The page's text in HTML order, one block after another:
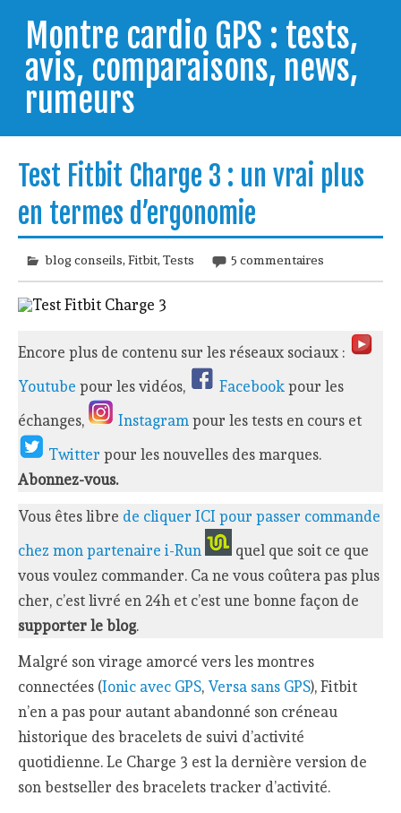
contentMontre cardio GPS : tests,
avis, comparaisons, news,
rumeurs
trouver celle qui répondra à vos besoins et
comprendre comment bien l'utiliser.
Test Fitbit Charge 3 : un vrai plus
en termes d’ergonomie
blog conseils,Fitbit,Tests 5 commentaires
Encore plus de contenu sur les réseaux sociaux :
Youtube pour les vidéos, Facebookpour les
échanges,
Instagrampour les tests en cours et
Twitterpour les nouvelles des marques.
Abonnez-vous.
Vous êtes libre de cliquer ICI pour passer commande
chez mon partenaire i-Run
quel que soit ce que
vous voulez commander. Ca ne vous coûtera pas plus
cher, c’est livré en 24h et c’est une bonne façon de
supporter le blog.
Malgré son virage amorcé vers les montres
connectées (Ionic avec GPS, Versa sans GPS), Fitbit
n’en a pas pour autant abandonné son créneau
historique des bracelets de suivi d’activité
quotidienne. Le Charge 3 est la dernière version de
son bestseller des bracelets tracker d’activité.